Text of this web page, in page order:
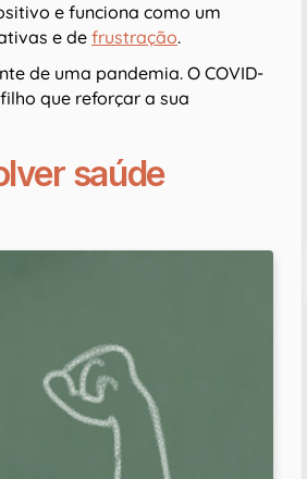
e funciona como um
e de frustração.
de uma pandemia. O COVID-
que reforçar a sua
saúde